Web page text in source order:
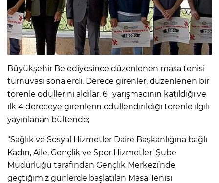
Büyükşehir Belediyesince düzenlenen masa tenisi
turnuvası sona erdi. Derece girenler, düzenlenen bir
törenle ödüllerini aldılar. 61 yarışmacının katıldığı ve
ilk 4 dereceye girenlerin ödüllendirildiği törenle ilgili
yayınlanan bültende;
“Sağlık ve Sosyal Hizmetler Daire Başkanlığına bağlı
Kadın, Aile, Gençlik ve Spor Hizmetleri Şube
Müdürlüğü tarafından Gençlik Merkezi’nde
geçtiğimiz günlerde başlatılan Masa Tenisi